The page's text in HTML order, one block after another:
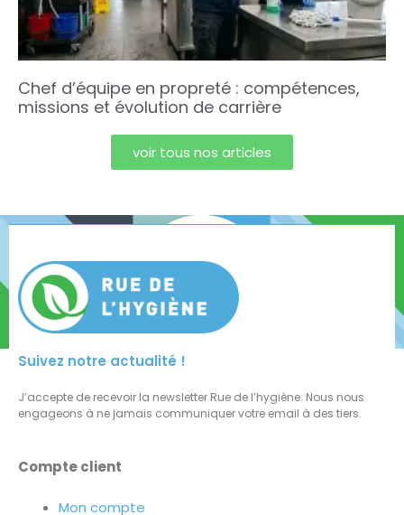
Chef d’équipe en propreté : compétences,
missions et évolution de carrière
voir tous nos articles
Suivez notre actualité !
J’accepte de recevoir la newsletter Rue de l’hygiène. Nous nous
engageons à ne jamais communiquer votre email à des tiers.
Compte client
Mon compte